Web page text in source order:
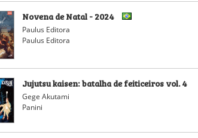
Novena de Natal - 2024
Paulus Editora
Paulus Editora
Jujutsu kaisen: batalha de feiticeiros vol. 4
Gege Akutami
Panini